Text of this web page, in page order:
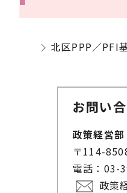
北区PPP／PFI
お問い
政策経営
〒114-
電話：03-
政策